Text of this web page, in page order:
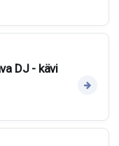
DJ - kävi